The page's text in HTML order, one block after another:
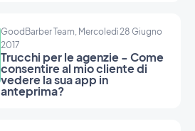
GoodBarber Team, Mercoledì 28 Giugno
2017
Trucchi per le agenzie - Come
consentire al mio cliente di
vedere la sua app in
anteprima?